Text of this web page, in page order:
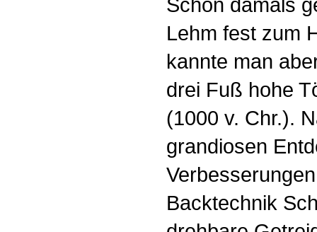
Lehm fest zum
kannte man
drei Fuß hohe
(1000 v. Chr.).
grandiosen
Backtechnik